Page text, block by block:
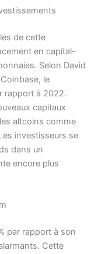
de cette
en capital-
Selon David
le
rapport à 2022.
capitaux
altcoins comme
investisseurs se
dans un
encore plus
par rapport à son
Cette